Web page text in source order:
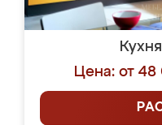
Цена: от 48